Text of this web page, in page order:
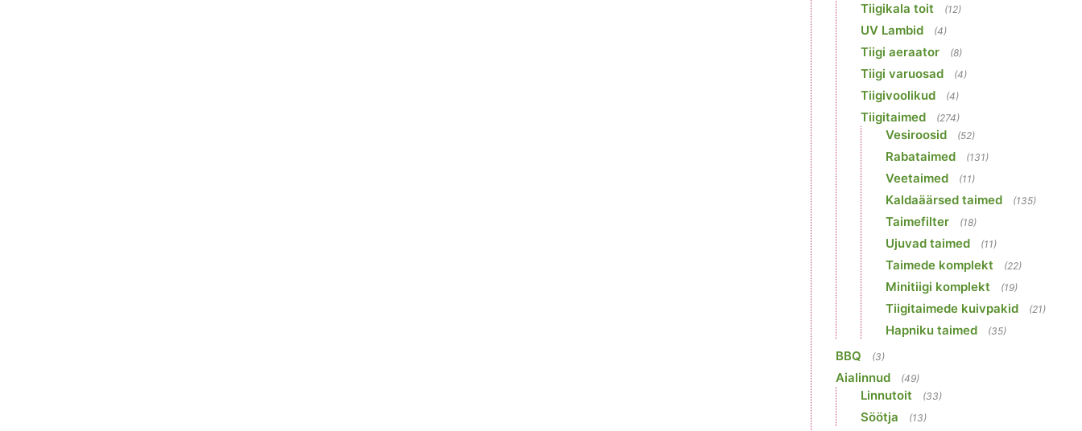
Tiigikala toit (12)
UV Lambid (4)
Tiigi aeraator (8)
Tiigi varuosad (4)
Tiigivoolikud (4)
Tiigitaimed (274)
Vesiroosid (52)
Rabataimed (131)
Veetaimed (11)
Kaldaäärsed taimed (135)
Taimefilter (18)
Ujuvad taimed (11)
Taimede komplekt (22)
Minitiigi komplekt (19)
Tiigitaimede kuivpakid (21)
Hapniku taimed (35)
BBQ (3)
Aialinnud (49)
Linnutoit (33)
Söötja (13)